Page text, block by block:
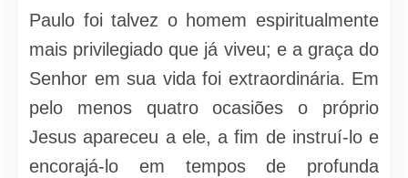
Paulo foi talvez o homem espiritualmente
mais privilegiado que já viveu; e a graça do
Senhor em sua vida foi extraordinária. Em
pelo menos quatro ocasiões o próprio
Jesus apareceu a ele, a fim de instruí-lo e
encorajá-lo em tempos de profunda